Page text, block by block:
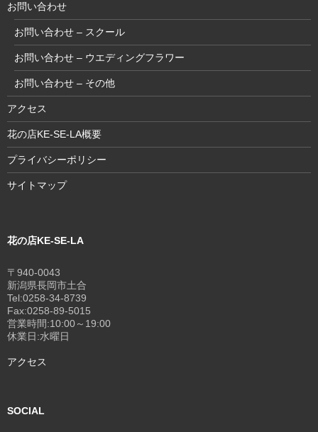
お問い合わせ
お問い合わせ – スクール
お問い合わせ – ウエディングフラワー
お問い合わせ – その他
アクセス
花の店KE-SE-LA概要
プライバシーポリシー
サイトマップ
花の店KE-SE-LA
〒940-0043
新潟県長岡市土合
Tel:0258-34-8739
Fax:0258-89-5015
営業時間:10:00～19:00
休業日:水曜日
アクセス
SOCIAL